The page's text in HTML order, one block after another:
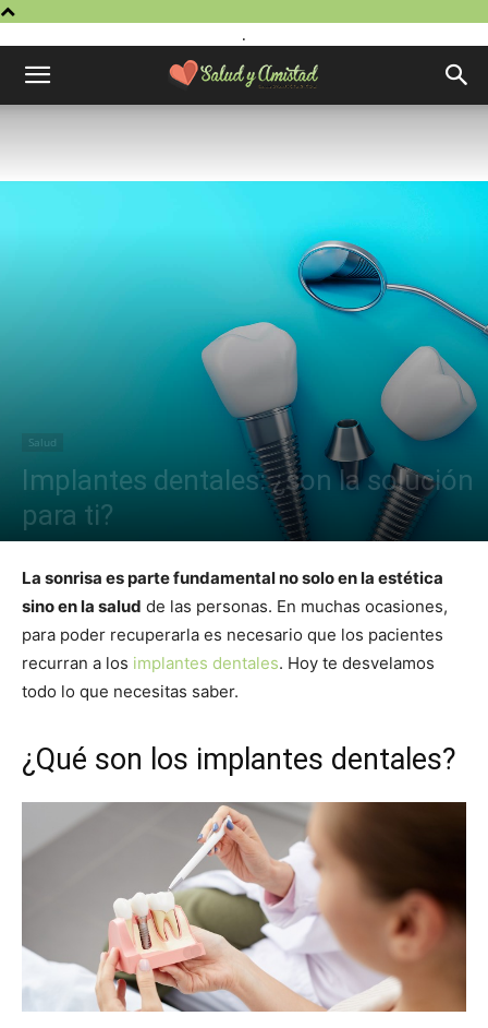
.
Salud
Implantes dentales: ¿son la solución
para ti?
La sonrisa es parte fundamental no solo en la estética
sino en la salud de las personas. En muchas ocasiones,
para poder recuperarla es necesario que los pacientes
recurran a los implantes dentales. Hoy te desvelamos
todo lo que necesitas saber.
¿Qué son los implantes dentales?